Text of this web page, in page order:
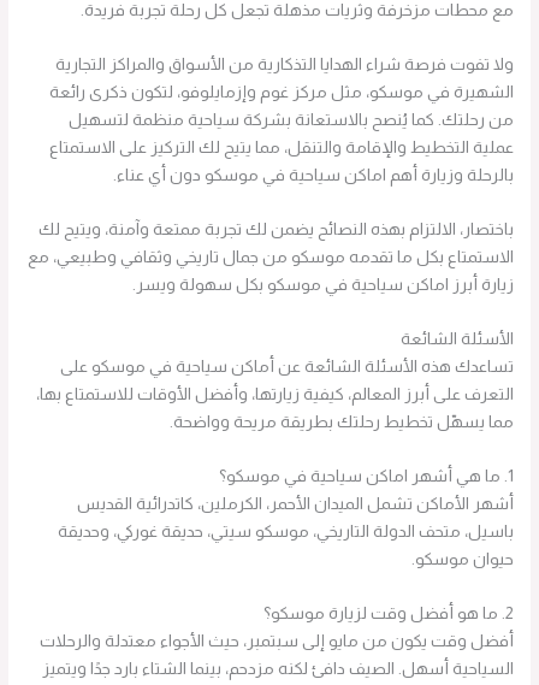
مع محطات مزخرفة وثريات مذهلة تجعل كل رحلة تجربة فريدة.
ولا تفوت فرصة شراء الهدايا التذكارية من الأسواق والمراكز التجارية
الشهيرة في موسكو، مثل مركز غوم وإزمايلوفو، لتكون ذكرى رائعة
من رحلتك. كما يُنصح بالاستعانة بشركة سياحية منظمة لتسهيل
عملية التخطيط والإقامة والتنقل، مما يتيح لك التركيز على الاستمتاع
بالرحلة وزيارة أهم اماكن سياحية في موسكو دون أي عناء.
باختصار، الالتزام بهذه النصائح يضمن لك تجربة ممتعة وآمنة، ويتيح لك
الاستمتاع بكل ما تقدمه موسكو من جمال تاريخي وثقافي وطبيعي، مع
زيارة أبرز اماكن سياحية في موسكو بكل سهولة ويسر.
الأسئلة الشائعة
تساعدك هذه الأسئلة الشائعة عن أماكن سياحية في موسكو على
التعرف على أبرز المعالم، كيفية زيارتها، وأفضل الأوقات للاستمتاع بها،
مما يسهّل تخطيط رحلتك بطريقة مريحة وواضحة.
1. ما هي أشهر اماكن سياحية في موسكو؟
أشهر الأماكن تشمل الميدان الأحمر، الكرملين، كاتدرائية القديس
باسيل، متحف الدولة التاريخي، موسكو سيتي، حديقة غوركي، وحديقة
حيوان موسكو.
2. ما هو أفضل وقت لزيارة موسكو؟
أفضل وقت يكون من مايو إلى سبتمبر، حيث الأجواء معتدلة والرحلات
السياحية أسهل. الصيف دافئ لكنه مزدحم، بينما الشتاء بارد جدًا ويتميز